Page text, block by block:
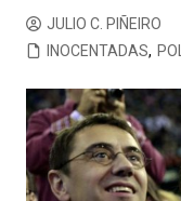
JULIO C. PIÑEIRO
INOCENTADAS,